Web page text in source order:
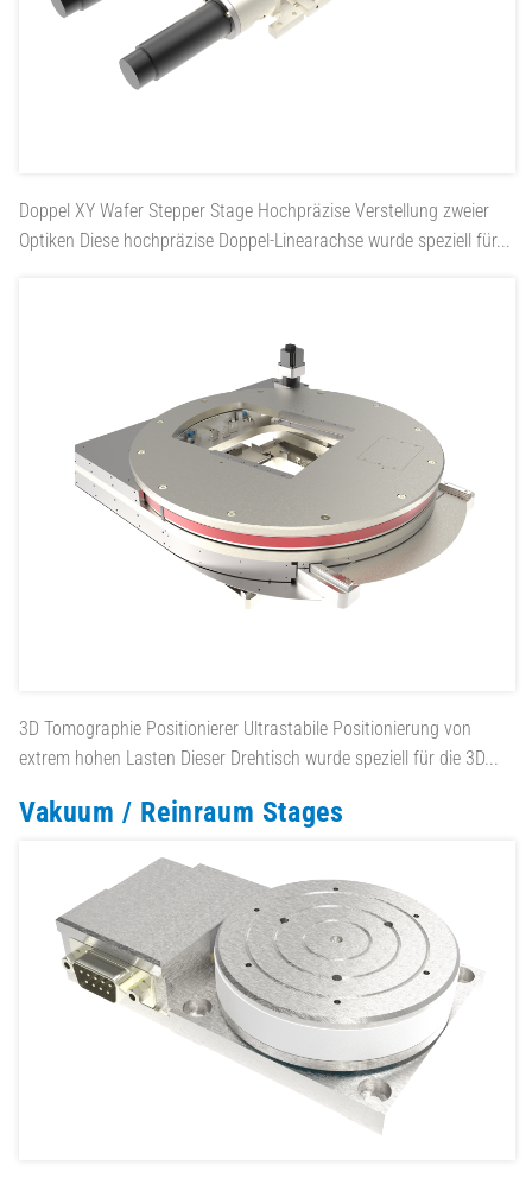
Doppel XY Wafer Stepper Stage Hochpräzise Verstellung zweier
Optiken Diese hochpräzise Doppel-Linearachse wurde speziell für...
3D Tomographie Positionierer Ultrastabile Positionierung von
extrem hohen Lasten Dieser Drehtisch wurde speziell für die 3D...
Vakuum / Reinraum Stages